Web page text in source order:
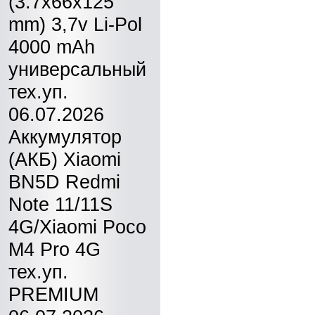
mm) 3,7v Li-Pol
4000 mAh
универсальный
тех.уп.
06.07.2026
Аккумулятор
(АКБ) Xiaomi
BN5D Redmi
Note 11/11S
4G/Xiaomi Poco
M4 Pro 4G
тех.уп.
PREMIUM